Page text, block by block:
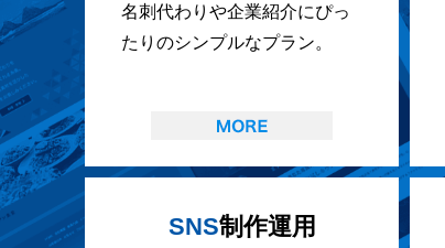
名刺代わりや企業紹介にぴっ
たりのシンプルなプラン。
SNS制作運用